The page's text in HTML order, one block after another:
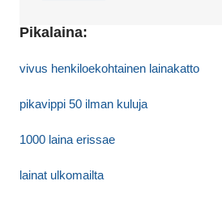
Pikalaina:
vivus henkiloekohtainen lainakatto
pikavippi 50 ilman kuluja
1000 laina erissae
lainat ulkomailta